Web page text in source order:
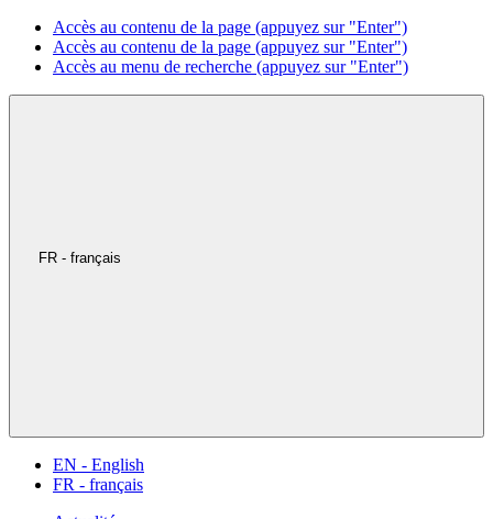
Accès au contenu de la page (appuyez sur "Enter")
Accès au contenu de la page (appuyez sur "Enter")
Accès au menu de recherche (appuyez sur "Enter")
FR - français
EN - English
FR - français